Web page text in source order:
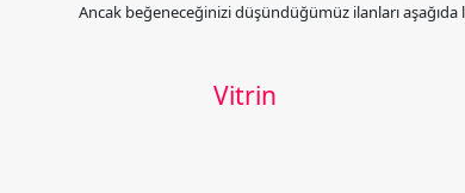
Ancak beğeneceğinizi düşündüğümüz ilanları aşağıda
Vitrin